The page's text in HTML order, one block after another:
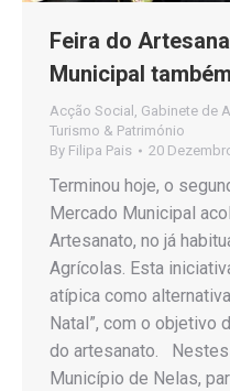
Feira do
Municipal
Acção Social , Gabinete de
Turismo & Património
By Filipa Pais 20
Terminou hoje, o
Mercado Municipal
Artesanato, no já
Agrícolas. Esta
atípica como
Natal”, com o objetivo
do artesanato.
Município de Nelas,